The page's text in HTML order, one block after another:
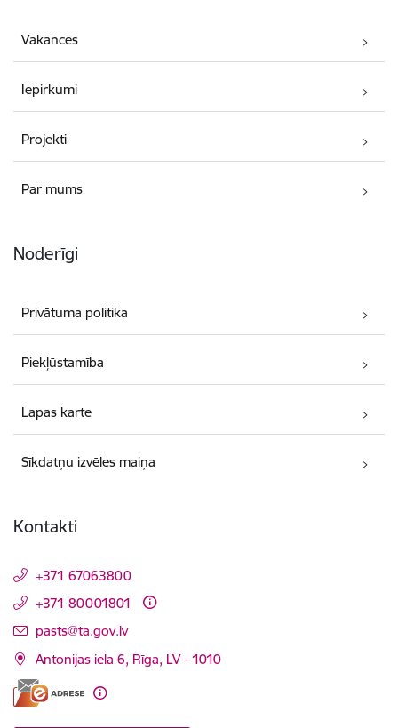
Vakances
Iepirkumi
Projekti
Par mums
Noderīgi
Privātuma politika
Piekļūstamība
Lapas karte
Sīkdatņu izvēles maiņa
Kontakti
+371 67063800
+371 80001801
E-pasts:
pasts@ta.gov.lv
Antonijas iela 6, Rīga, LV - 1010